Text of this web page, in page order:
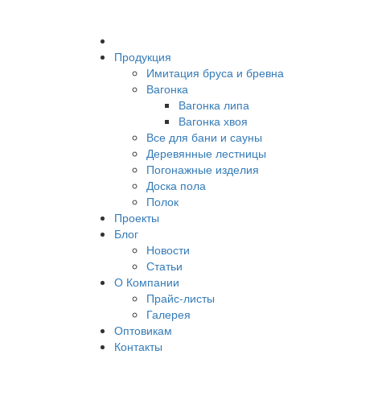
Продукция
Имитация бруса и бревна
Вагонка
Вагонка липа
Вагонка хвоя
Все для бани и сауны
Деревянные лестницы
Погонажные изделия
Доска пола
Полок
Проекты
Блог
Новости
Статьи
О Компании
Прайс-листы
Галерея
Оптовикам
Контакты